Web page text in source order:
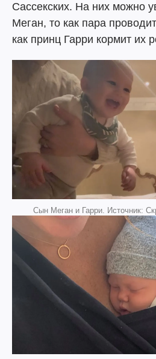
Сассекских. На них можно
Меган, то как пара
как принц Гарри кормит их
Сын Меган и Гарри. Источник: